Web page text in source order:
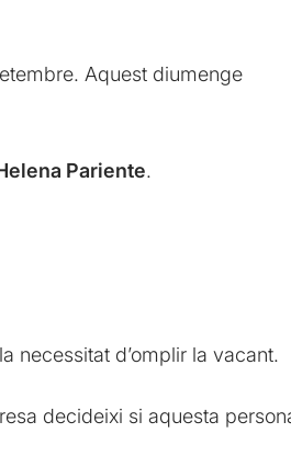
Aquest diumenge
Pariente.
necessitat d’omplir la vacant.
decideixi si aquesta